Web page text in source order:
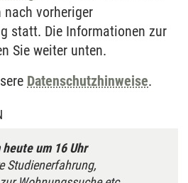
nach vorheriger
statt. Die Informationen zur
Sie weiter unten.
Datenschutzhinweise.
um 16 Uhr
Studienerfahrung,